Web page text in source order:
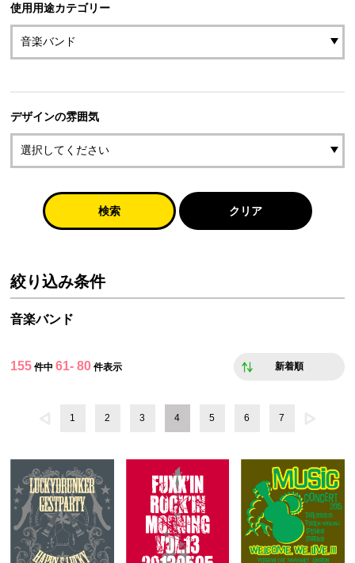
使用用途カテゴリー
デザインの雰囲気
検索 クリア
絞り込み条件
音楽バンド
155 件中61- 80 件表示 新着順
1 2 3 4 5 6 7